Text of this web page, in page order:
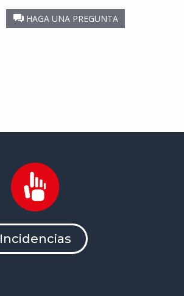
HAGA UNA PREGUNTA
Incidencias